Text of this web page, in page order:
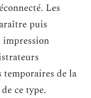
Les
puis
temporaires de la
ce type.